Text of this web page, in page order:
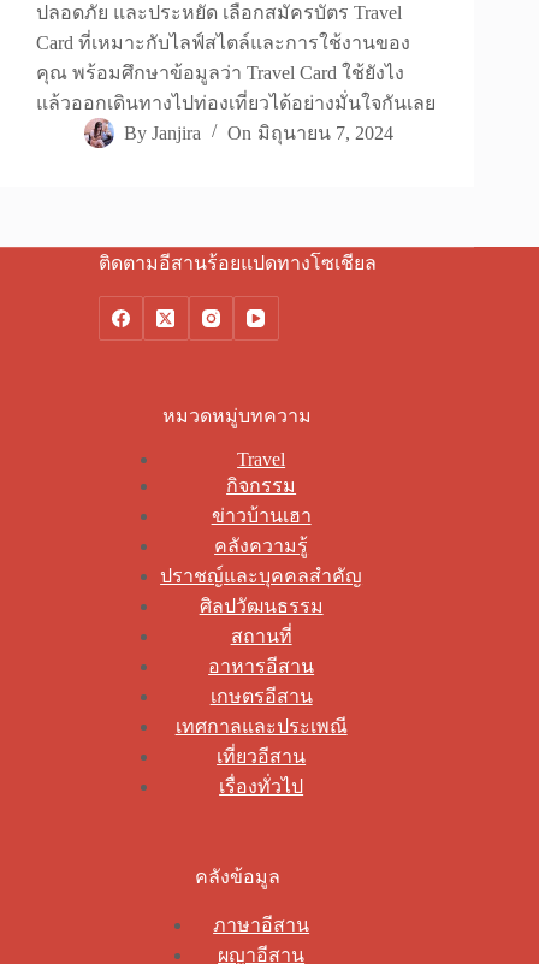
ปลอดภัย และประหยัด เลือกสมัครบัตร Travel
Card ที่เหมาะกับไลฟ์สไตล์และการใช้งานของ
คุณ พร้อมศึกษาข้อมูลว่า Travel Card ใช้ยังไง
แล้วออกเดินทางไปท่องเที่ยวได้อย่างมั่นใจกันเลย
By Janjira On มิถุนายน 7, 2024
ติดตามอีสานร้อยแปดทางโซเชียล
หมวดหมู่บทความ
Travel
กิจกรรม
ข่าวบ้านเฮา
คลังความรู้
ปราชญ์และบุคคลสำคัญ
ศิลปวัฒนธรรม
สถานที่
อาหารอีสาน
เกษตรอีสาน
เทศกาลและประเพณี
เที่ยวอีสาน
เรื่องทั่วไป
คลังข้อมูล
ภาษาอีสาน
ผญาอีสาน